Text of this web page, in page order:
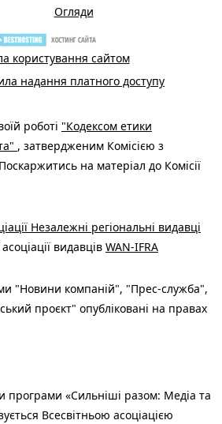
Огляди
користування сайтом
надання платного доступу
роботі "Кодексом етики
, затвердженим Комісією з
на матеріал до Комісії
Незалежні регіональні видавці
видавців WAN-IFRA
"Новини компаній", "Прес-служба",
проєкт" опубліковані на правах
програми «Сильніші разом: Медіа та
Всесвітньою асоціацією